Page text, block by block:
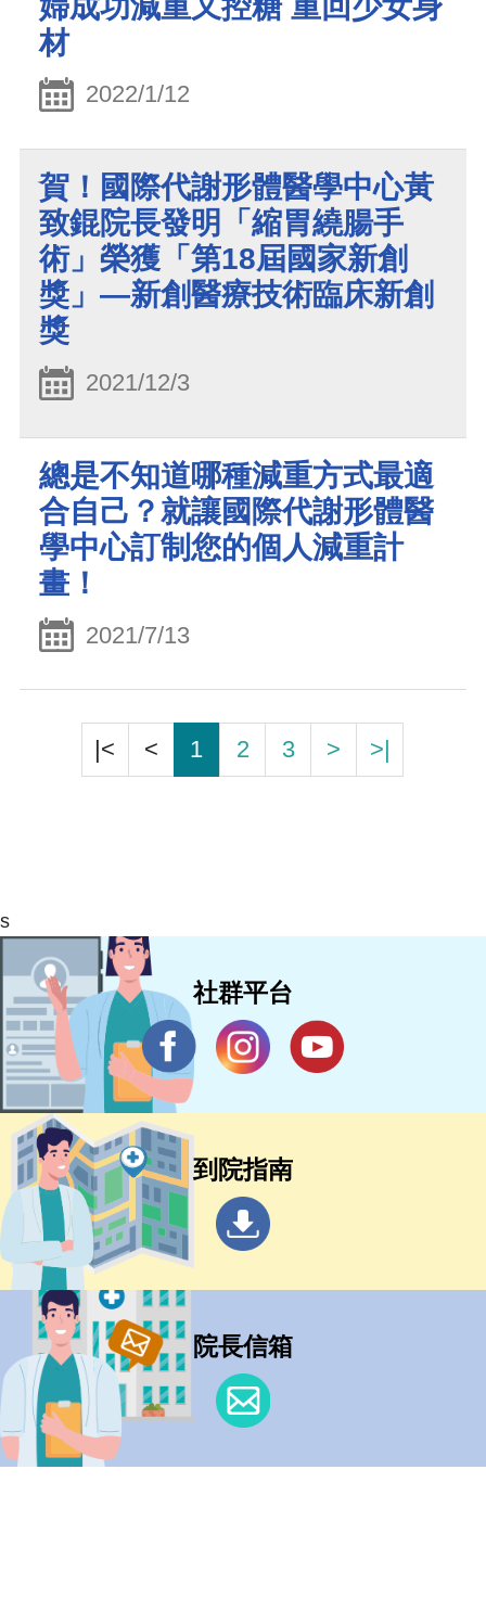
材
2022/1/12
賀！國際代謝形體醫學中心黃
致錕院長發明「縮胃繞腸手
術」榮獲「第18屆國家新創
獎」—新創醫療技術臨床新創
獎
2021/12/3
總是不知道哪種減重方式最適
合自己？就讓國際代謝形體醫
學中心訂制您的個人減重計
畫！
2021/7/13
|< < 1 2 3 > >|
s
社群平台
到院指南
院長信箱